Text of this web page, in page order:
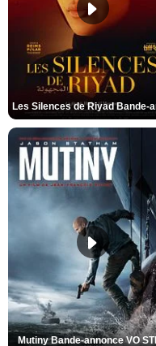
Mutiny Bande-annonce VO